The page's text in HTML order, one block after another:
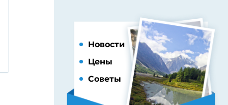
Новости
Цены
Советы